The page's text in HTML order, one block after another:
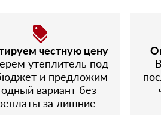
честную цену
утеплитель под
и предложим
вариант без
за лишние